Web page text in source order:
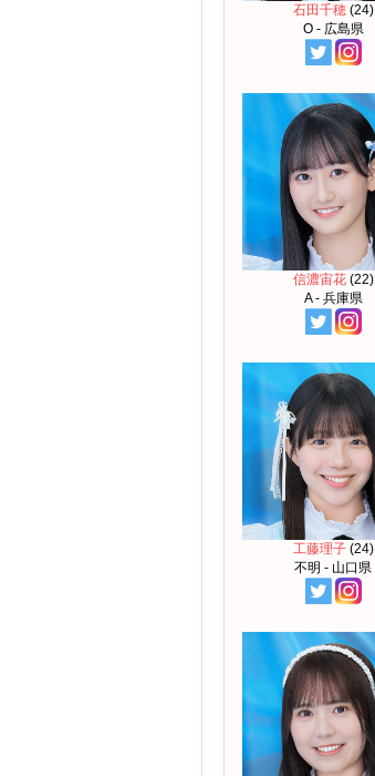
石田千穂(24)
O - 広島県
信濃宙花(22)
A - 兵庫県
工藤理子 (24)
不明 - 山口県